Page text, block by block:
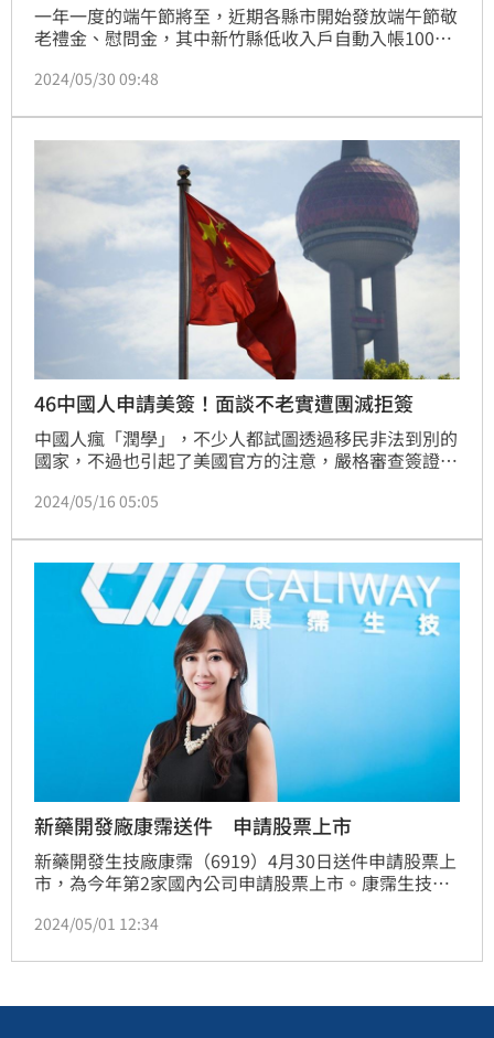
一年一度的端午節將至，近期各縣市開始發放端午節敬
老禮金、慰問金，其中新竹縣低收入戶自動入帳1000
午節慰問金3000元；澎湖縣65歲以上長者則發放5000
申請資格、條件一次看。
2024/05/30 09:48
46中國人申請美簽！面談不老實遭團滅拒簽
中國人瘋「潤學」，不少人都試圖透過移民非法到別的
國家，不過也引起了美國官方的注意，嚴格審查簽證核
不過卻在面談過程中疑似沒有誠實報備申請原因，被領
2024/05/16 05:05
新藥開發廠康霈送件 申請股票上市
新藥開發生技廠康霈（6919）4月30日送件申請股票上
市，為今年第2家國內公司申請股票上市。康霈生技公
產品為新藥開發，112年稅前淨利淨損為4.88億元，每
2024/05/01 12:34